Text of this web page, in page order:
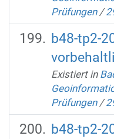
Prüfungen /
b48-tp2-
Existiert in
Prüfungen /
b48-tp2-